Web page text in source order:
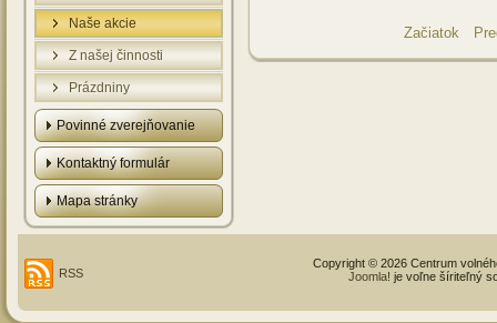
Naše akcie
Z našej činnosti
Prázdniny
Povinné zverejňovanie
Kontaktný formulár
Mapa stránky
Začiatok
RSS
Copyright © 2026 Centrum
Joomla! je voľne šíriteľný